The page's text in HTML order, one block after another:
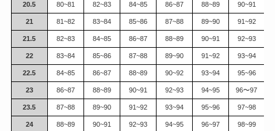
20.5 80~81 82~83 84~85 86~87 88~89 90~91
21 81~82 83~84 85~86 87~88 89~90 91~92
21.5 82~83 84~85 86~87 88~89 90~91 92~93
22 83~84 85~86 87~88 89~90 91~92 93~94
22.5 84~85 86~87 88~89 90~92 93~94 95~96
23 86~87 88~89 90~91 92~93 94~95 96〜97
23.5 87~88 89~90 91~92 93~94 95~96 97~98
24 88~89 90~91 92~93 94~95 96~97 98~99